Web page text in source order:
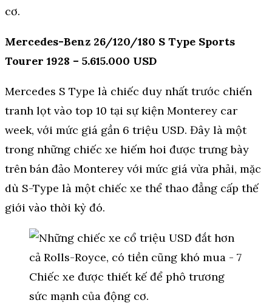
cơ.
Mercedes-Benz 26/120/180 S Type Sports
Tourer 1928 – 5.615.000 USD
Mercedes S Type là chiếc duy nhất trước chiến
tranh lọt vào top 10 tại sự kiện Monterey car
week, với mức giá gần 6 triệu USD. Đây là một
trong những chiếc xe hiếm hoi được trưng bày
trên bán đảo Monterey với mức giá vừa phải, mặc
dù S-Type là một chiếc xe thể thao đẳng cấp thế
giới vào thời kỳ đó.
Chiếc xe được thiết kế để phô trương
sức mạnh của động cơ.